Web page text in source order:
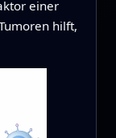
einer
hilft,